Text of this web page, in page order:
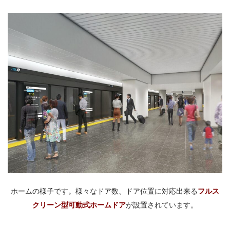
ホームの様子です。様々なドア数、ドア位置に対応出来るフルス
クリーン型可動式ホームドアが設置されています。